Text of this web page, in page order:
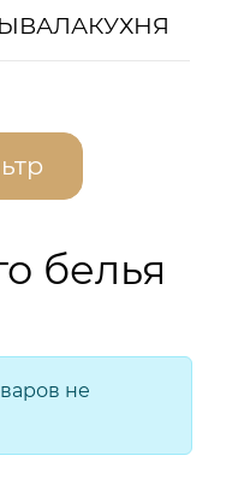
КУХНЯ
белья
не